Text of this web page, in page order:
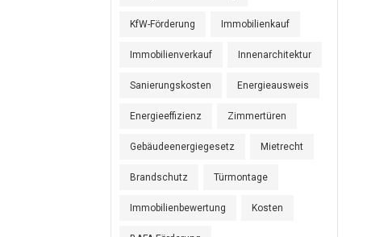
KfW-Förderung Immobilienkauf
Immobilienverkauf Innenarchitektur
Sanierungskosten Energieausweis
Energieeffizienz Zimmertüren
Gebäudeenergiegesetz Mietrecht
Brandschutz Türmontage
Immobilienbewertung Kosten